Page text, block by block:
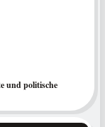
und politische